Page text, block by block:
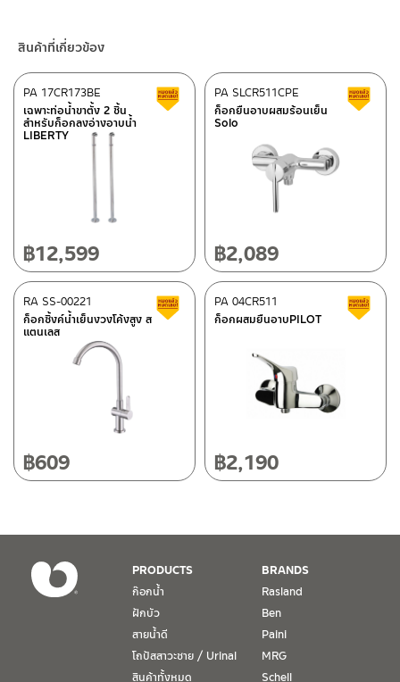
บนตัวสินค้า ซึ่งจะสร้างความเสียหายให้เกิดขึ้นกับผิวของสินค้าได้
662/61-62 ถนน พระราม3 แขวงบางโพงพาง เขตยานนาวา กรุงเทพฯ
โทร: 02-358-0080 / 080-075-8668 / 091-545-0556
ศูนย์บริการและอะไหล่ เชียงใหม่
118/33 โครงการอรสิริน ม.8 ต.สันปูเลย อ.ดอยสะเก็ด เชียงใหม่
วันจันทร์ – วันศุกร์ เวลา 8:30-17:30 น.
วันเสาร์ เวลา 8:30-15:00 น.
1. การรับประกัน จะต้องมีหลักฐานการซื้อ หรือ ใบเสร็จ โดยทางบริษัทฯ
ขอตรวจสอบโดยนับวันซื้อขายเป็นสำคัญ ทางบริษัทฯ ไม่สามารถให้
เงื่อนไขการรับประกันสินค้าได้ หากไม่มีเอกสารดังกล่าว
2. การรับประกันสินค้า จะรับประกันฉพาะสินค้าที่อยู่ในสภาพการใช้งาน
ปกติ หากมีตำหนิ ชำรุด ร้าว ตกพื้น หรือสภาพภายนอกอยู่ในสภาพที่ใช้
– Shopee
–Lazada
–ซื้อสินค้าชิ้นนี้บน Shopee>> คลิกที่นี่<<
–ซื้อสินค้าชิ้นนี้บน Lazada คลิกที่นี่<<
ติดต่อพนักงานขาย / Contact Sales Staff
ติดต่อ ชาญไพบูลย์ / Contact Us
สินค้าที่เกี่ยวข้อง
เฉพาะท่อน้ำขาตั้ง 2 ชิ้น
สำหรับก็อกลงอ่างอาบน้ำ
LIBERTY
PA 17CR173BE สินค้าลดราคา เคลียร์สต็อก
฿12,599
ก็อกยืนอาบผสมร้อนเย็น
Solo
PA SLCR511CPE
฿2,089
ก็อกซิ้งค์น้ำเย็นงวงโค้งสูง ส
แตนเลส
RA SS-00221 สินค้าลดราคา เคลียร์สต็อก
฿609
ก็อกผสมยืนอาบPILOT
PA 04CR511
฿2,190
PRODUCTS
ก๊อกน้ำ
ฝักบัว
สายน้ำดี
โถปัสสาวะชาย / Urinal
สินค้าทั้งหมด
BRANDS
Rasland
Ben
Paini
MRG
Schell